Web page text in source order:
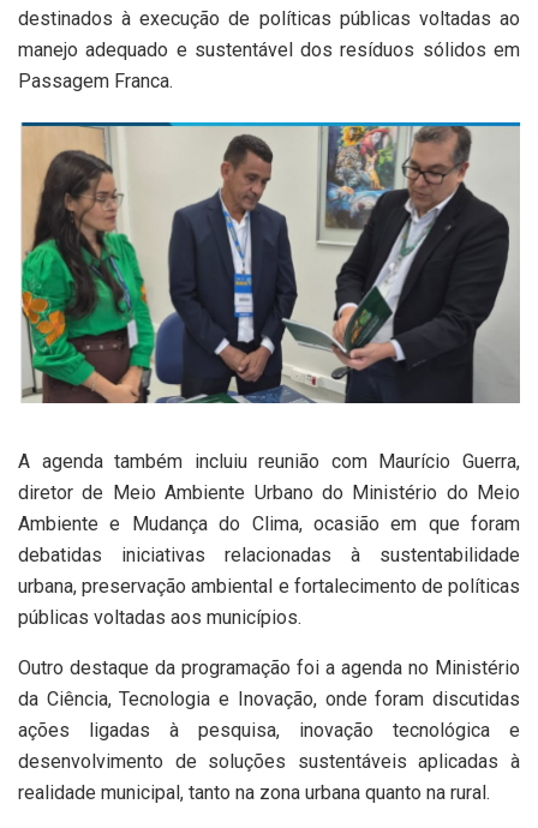
destinados à execução de políticas públicas voltadas ao
manejo adequado e sustentável dos resíduos sólidos em
Passagem Franca.
A agenda também incluiu reunião com Maurício Guerra,
diretor de Meio Ambiente Urbano do Ministério do Meio
Ambiente e Mudança do Clima, ocasião em que foram
debatidas iniciativas relacionadas à sustentabilidade
urbana, preservação ambiental e fortalecimento de políticas
públicas voltadas aos municípios.
Outro destaque da programação foi a agenda no Ministério
da Ciência, Tecnologia e Inovação, onde foram discutidas
ações ligadas à pesquisa, inovação tecnológica e
desenvolvimento de soluções sustentáveis aplicadas à
realidade municipal, tanto na zona urbana quanto na rural.